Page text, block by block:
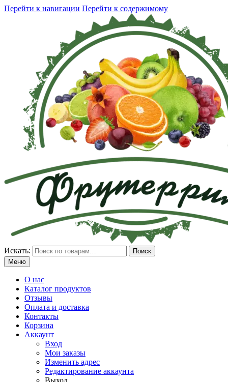
Перейти к навигации Перейти к содержимому
Искать:
Поиск
Меню
О нас
Каталог продуктов
Отзывы
Оплата и доставка
Контакты
Корзина
Аккаунт
Вход
Мои заказы
Изменить адрес
Редактирование аккаунта
Выход